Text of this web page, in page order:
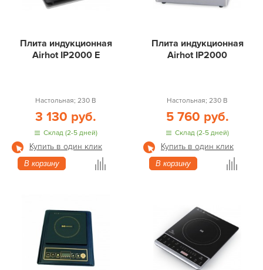
Плита индукционная
Airhot IP2000 E
Настольная; 230 В
3 130 руб.
Склад (2-5 дней)
Купить в один клик
В корзину
Плита индукционная
Airhot IP2000
Настольная; 230 В
5 760 руб.
Склад (2-5 дней)
Купить в один клик
В корзину